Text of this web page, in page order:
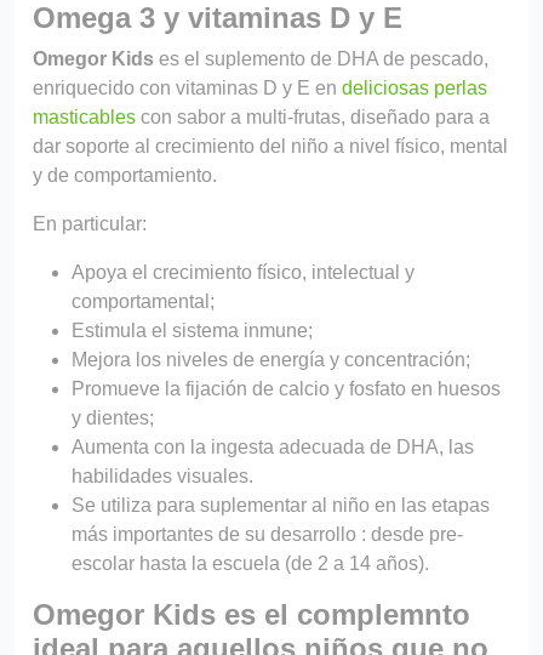
Omega 3 y vitaminas D y E
Omegor Kids es el suplemento de DHA de pescado,
enriquecido con vitaminas D y E en deliciosas perlas
masticables con sabor a multi-frutas, diseñado para a
dar soporte al crecimiento del niño a nivel físico, mental
y de comportamiento.
En particular:
Apoya el crecimiento físico, intelectual y
comportamental;
Estimula el sistema inmune;
Mejora los niveles de energía y concentración;
Promueve la fijación de calcio y fosfato en huesos
y dientes;
Aumenta con la ingesta adecuada de DHA, las
habilidades visuales.
Se utiliza para suplementar al niño en las etapas
más importantes de su desarrollo : desde pre-
escolar hasta la escuela (de 2 a 14 años).
Omegor Kids es el complemnto